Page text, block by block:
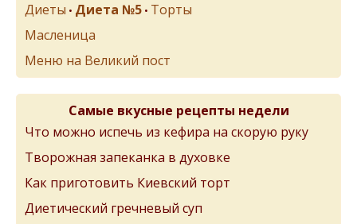
Диеты • Диета №5 • Торты
Масленица
Меню на Великий пост
Самые вкусные рецепты недели
Что можно испечь из кефира на скорую руку
Творожная запеканка в духовке
Как приготовить Киевский торт
Диетический гречневый суп